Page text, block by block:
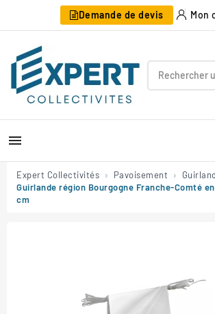
Demande de devis Mon

Expert Collectivités Pavoisement
Guirlande région Bourgogne Franche-Comté
cm